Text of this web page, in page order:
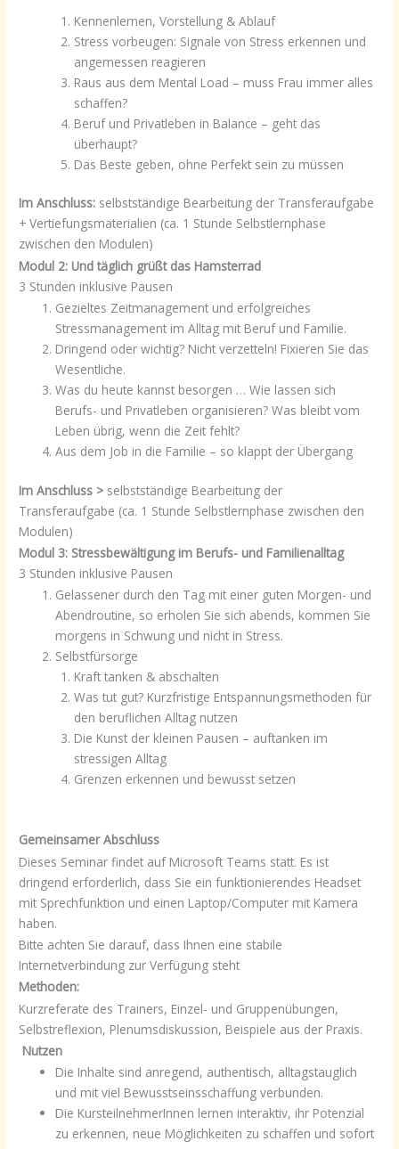
Kennenlernen, Vorstellung & Ablauf
Stress vorbeugen: Signale von Stress erkennen und
angemessen reagieren
Raus aus dem Mental Load – muss Frau immer alles
schaffen?
Beruf und Privatleben in Balance – geht das
überhaupt?
Das Beste geben, ohne Perfekt sein zu müssen
Im Anschluss: selbstständige Bearbeitung der Transferaufgabe
+ Vertiefungsmaterialien (ca. 1 Stunde Selbstlernphase
zwischen den Modulen)
Modul 2: Und täglich grüßt das Hamsterrad
3 Stunden inklusive Pausen
Gezieltes Zeitmanagement und erfolgreiches
Stressmanagement im Alltag mit Beruf und Familie.
Dringend oder wichtig? Nicht verzetteln! Fixieren Sie das
Wesentliche.
Was du heute kannst besorgen … Wie lassen sich
Berufs- und Privatleben organisieren? Was bleibt vom
Leben übrig, wenn die Zeit fehlt?
Aus dem Job in die Familie – so klappt der Übergang
Im Anschluss > selbstständige Bearbeitung der
Transferaufgabe (ca. 1 Stunde Selbstlernphase zwischen den
Modulen)
Modul 3: Stressbewältigung im Berufs- und Familienalltag
3 Stunden inklusive Pausen
Gelassener durch den Tag mit einer guten Morgen- und
Abendroutine, so erholen Sie sich abends, kommen Sie
morgens in Schwung und nicht in Stress.
Selbstfürsorge
Kraft tanken & abschalten
Was tut gut? Kurzfristige Entspannungsmethoden für
den beruflichen Alltag nutzen
Die Kunst der kleinen Pausen – auftanken im
stressigen Alltag
Grenzen erkennen und bewusst setzen
Gemeinsamer Abschluss
Dieses Seminar findet auf Microsoft Teams statt. Es ist
dringend erforderlich, dass Sie ein funktionierendes Headset
mit Sprechfunktion und einen Laptop/Computer mit Kamera
haben.
Bitte achten Sie darauf, dass Ihnen eine stabile
Internetverbindung zur Verfügung steht
Methoden:
Kurzreferate des Trainers, Einzel- und Gruppenübungen,
Selbstreflexion, Plenumsdiskussion, Beispiele aus der Praxis.
Nutzen
Die Inhalte sind anregend, authentisch, alltagstauglich
und mit viel Bewusstseinsschaffung verbunden.
Die KursteilnehmerInnen lernen interaktiv, ihr Potenzial
zu erkennen, neue Möglichkeiten zu schaffen und sofort